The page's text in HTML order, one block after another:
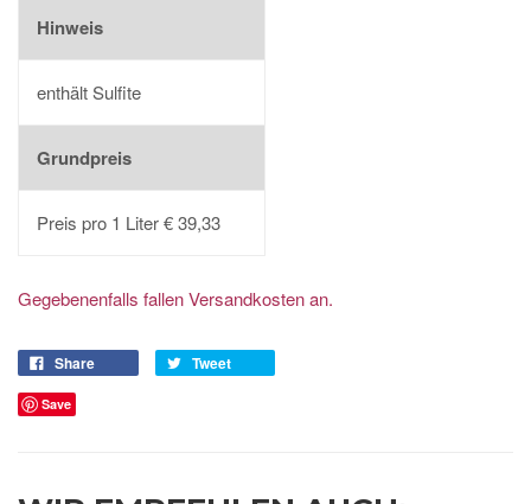
Hinweis
enthält Sulfite
Grundpreis
Preis pro 1 Liter € 39,33
Gegebenenfalls fallen Versandkosten an.
Share Tweet
Save